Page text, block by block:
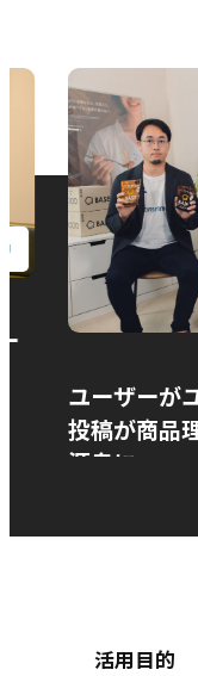
ユーザーが
投稿が商品
源泉に
活用目的